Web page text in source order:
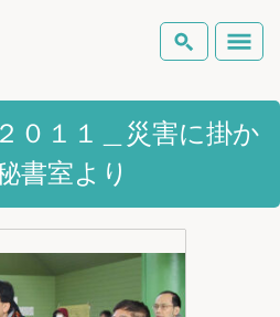
検索
０１１＿災害に掛か
書室より